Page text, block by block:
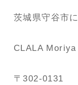
茨城県守谷市
CLALA Moriya
〒302-0131